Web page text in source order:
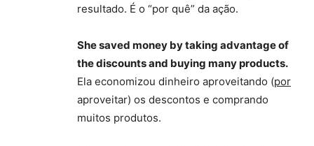
resultado. É o “por quê” da ação.
She saved money by taking advantage of
the discounts and buying many products.
Ela economizou dinheiro aproveitando (por
aproveitar) os descontos e comprando
muitos produtos.